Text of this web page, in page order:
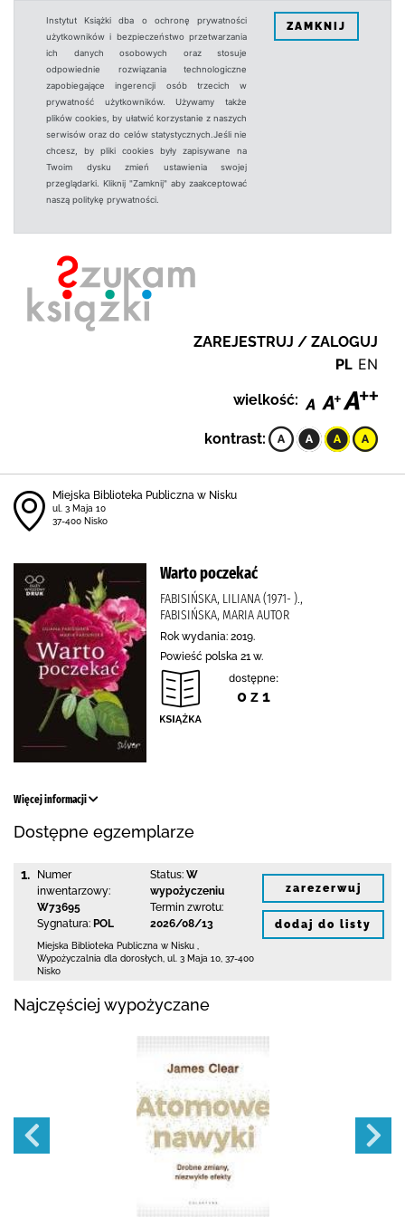
Instytut Książki dba o ochronę prywatności
użytkowników i bezpieczeństwo przetwarzania
ich danych osobowych oraz stosuje
odpowiednie rozwiązania technologiczne
zapobiegające ingerencji osób trzecich w
prywatność użytkowników. Używamy także
plików cookies, by ułatwić korzystanie z naszych
serwisów oraz do celów statystycznych.Jeśli nie
chcesz, by pliki cookies były zapisywane na
Twoim dysku zmień ustawienia swojej
przeglądarki. Kliknij "Zamknij" aby zaakceptować
naszą politykę prywatności.
ZAMKNIJ
ZAREJESTRUJ / ZALOGUJ
PL EN
wielkość:
kontrast:
Miejska Biblioteka Publiczna w Nisku
ul. 3 Maja 10
37-400 Nisko
Warto poczekać
FABISIŃSKA, LILIANA (1971- ).,
FABISIŃSKA, MARIA AUTOR
Rok wydania: 2019.
Powieść polska 21 w.
dostępne:
0 z 1
Więcej informacji
Dostępne egzemplarze
1.
Numer
inwentarzowy:
W73695
Sygnatura: POL
Status: W
wypożyczeniu
Termin zwrotu:
2026/08/13
Miejska Biblioteka Publiczna w Nisku
Wypożyczalnia dla dorosłych, ul. 3 Maja 10 37-400
Nisko
zarezerwuj
dodaj do listy
Najczęściej wypożyczane